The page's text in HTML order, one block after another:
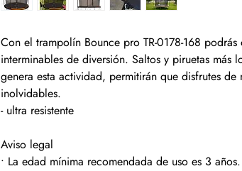
Con el trampolín Bounce pro TR-0178-168
interminables de diversión. Saltos y piruetas más
genera esta actividad, permitirán que disfrutes de
inolvidables.
- ultra resistente
Aviso legal
• La edad mínima recomendada de uso es 3 años.